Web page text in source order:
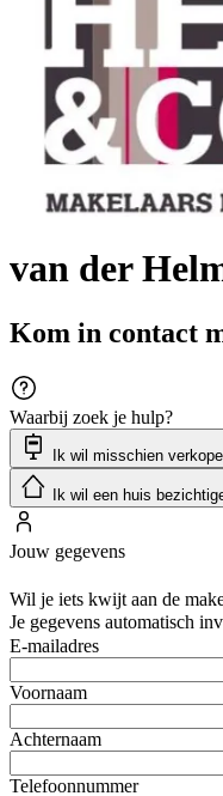
van der
Kom in contact
Waarbij zoek je hulp?
Ik wil misschien
Ik wil een huis
Jouw gegevens
Wil je iets kwijt aan de
Je gegevens automatisch
E-mailadres
Voornaam
Achternaam
Telefoonnummer